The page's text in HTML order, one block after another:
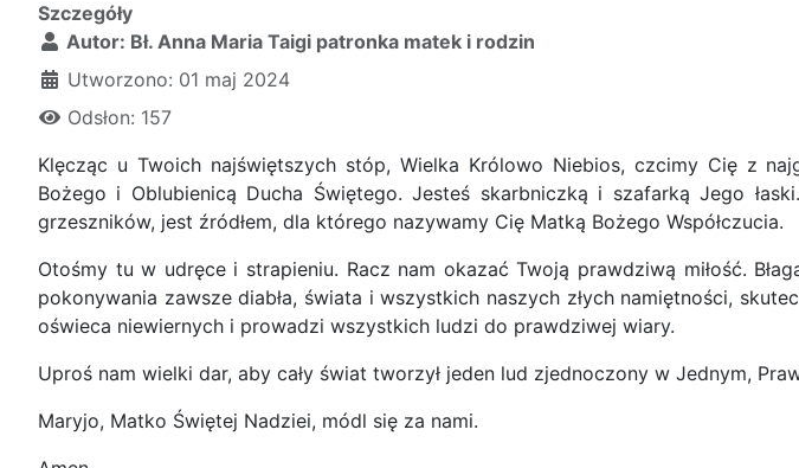
Szczegóły
Autor: Bł. Anna Maria Taigi patronka matek i rodzin
Utworzono: 01 maj 2024
Odsłon: 157
Klęcząc u Twoich najświętszych stóp, Wielka Królowo Niebios, czcimy Cię z
Bożego i Oblubienicą Ducha Świętego. Jesteś skarbniczką i szafarką Jego
grzeszników, jest źródłem, dla którego nazywamy Cię Matką Bożego Współczucia.
Otośmy tu w udręce i strapieniu. Racz nam okazać Twoją prawdziwą miłość.
pokonywania zawsze diabła, świata i wszystkich naszych złych namiętności,
oświeca niewiernych i prowadzi wszystkich ludzi do prawdziwej wiary.
Uproś nam wielki dar, aby cały świat tworzył jeden lud zjednoczony w Jednym,
Maryjo, Matko Świętej Nadziei, módl się za nami.